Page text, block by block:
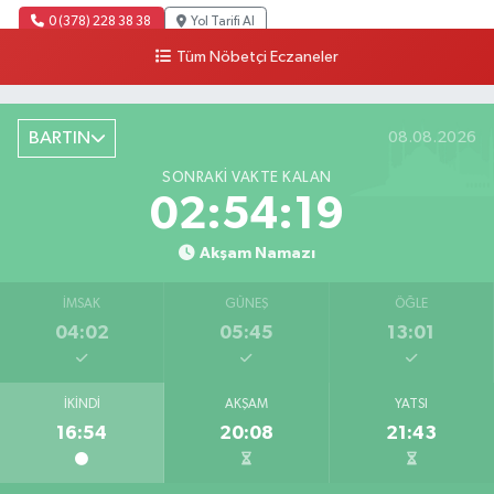
0 (378) 228 38 38 Yol Tarifi Al
Tüm Nöbetçi Eczaneler
BARTIN 08.08.2026
SONRAKI VAKTE KALAN
02:54:18
Akşam Namazı
İMSAK
04:02
GÜNEŞ
05:45
ÖĞLE
13:01
İKINDI
16:54
AKŞAM
20:08
YATSI
21:43